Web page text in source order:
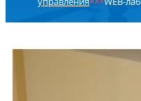
НОВОСТИ